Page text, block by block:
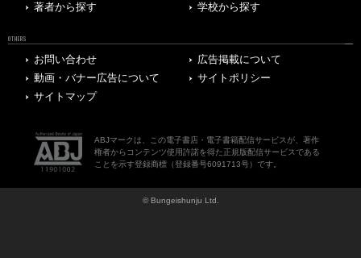
著者から探す
学校から探す
OTHERS
お問い合わせ
広告掲載について
動画・バナー広告について
サイトポリシー
サイトマップ
ABJマークは、この電子書店・電子書籍配信サービスが、著作
権者からコンテンツ使用許諾を得た正規版配信サービスである
ことを示す登録商標（登録番号6091713号）です。
© Bungeishunju Ltd.